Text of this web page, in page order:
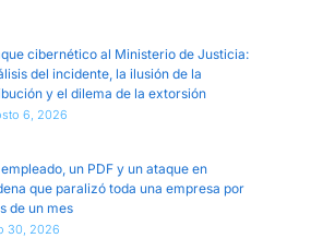
cibernético al Ministerio de Justicia:
del incidente, la ilusión de la
y el dilema de la extorsión
6, 2026
un PDF y un ataque en
que paralizó toda una empresa por
de un mes
30, 2026